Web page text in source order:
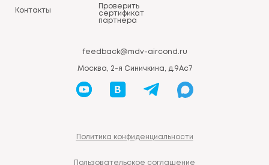
Контакты
Проверить
сертификат
партнера
feedback@mdv-aircond.ru
Москва, 2-я Синичкина, д.9Ас7
Политика конфиденциальности
Пользовательское соглашение